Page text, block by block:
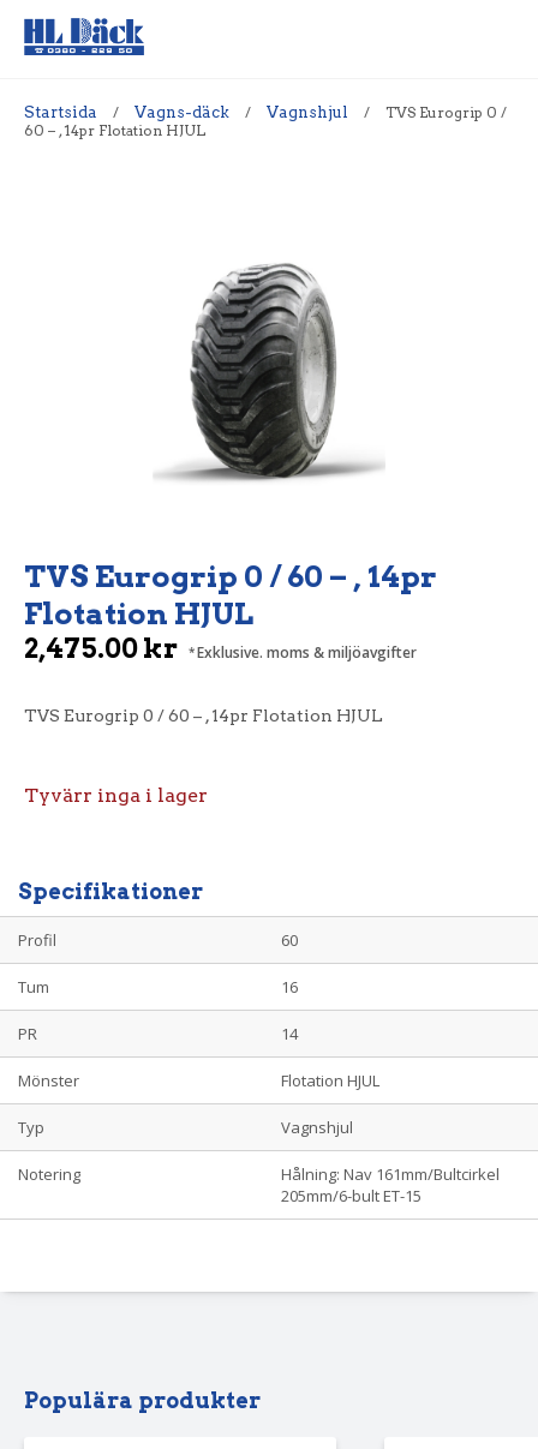
Startsida / Vagns-däck / Vagnshjul /
TVS Eurogrip 0 /
60 – , 14pr Flotation HJUL
TVS Eurogrip 0 / 60 – , 14pr
Flotation HJUL
2,475.00kr Exklusive. moms & miljöavgifter
TVS Eurogrip 0 / 60 – , 14pr Flotation HJUL
Tyvärr inga i lager
Specifikationer
Profil 60
Tum 16
PR 14
Mönster Flotation HJUL
Typ Vagnshjul
Notering
Hålning: Nav 161mm/Bultcirkel
205mm/6-bult ET-15
Populära produkter